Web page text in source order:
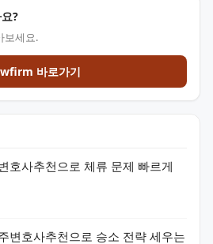
?
보세요.
바로가기
호사추천으로 체류 문제 빠르게
변호사추천으로 승소 전략 세우는